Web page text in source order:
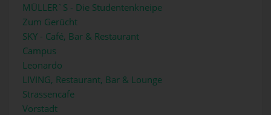
MÜLLER`S - Die Studentenkneipe
Zum Gerücht
SKY - Café, Bar & Restaurant
Campus
Leonardo
LIVING, Restaurant, Bar & Lounge
Strassencafe
Vorstadt